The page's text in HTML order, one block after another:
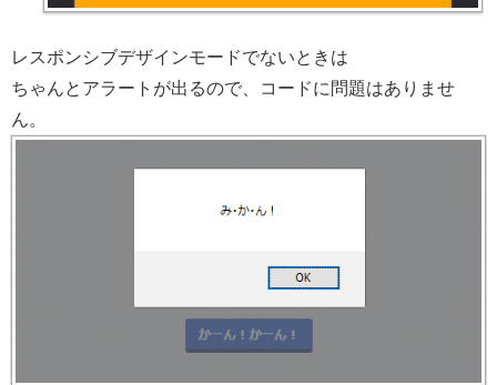
レスポンシブデザインモードでないときは
ちゃんとアラートが出るので、コードに問題はありませ
ん。